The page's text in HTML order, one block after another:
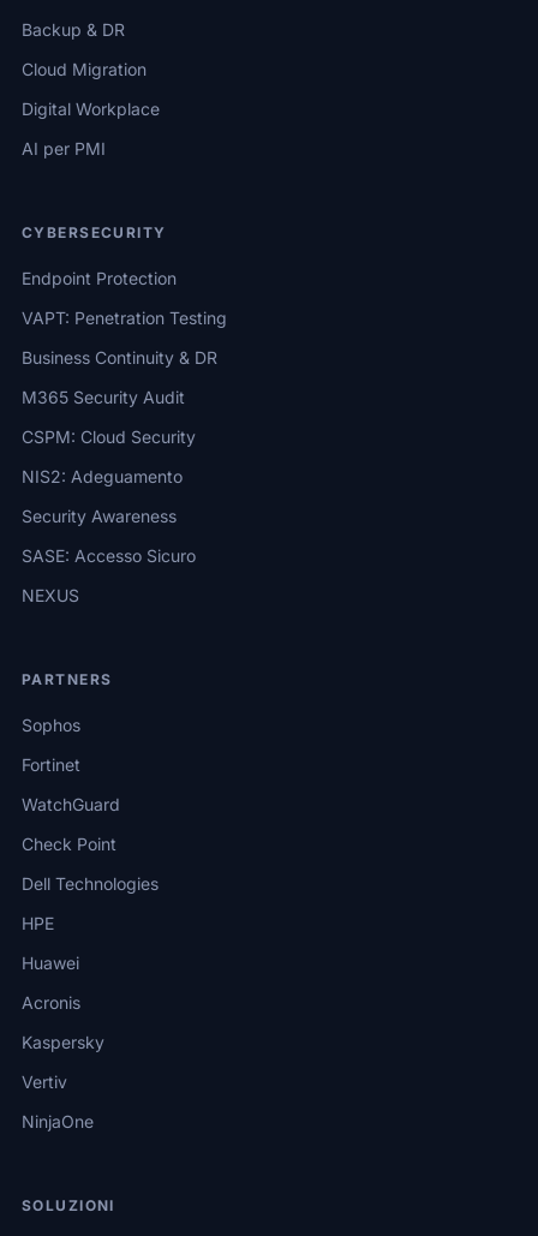
Backup & DR
Cloud Migration
Digital Workplace
AI per PMI
CYBERSECURITY
Endpoint Protection
VAPT: Penetration Testing
Business Continuity & DR
M365 Security Audit
CSPM: Cloud Security
NIS2: Adeguamento
Security Awareness
SASE: Accesso Sicuro
NEXUS
PARTNERS
Sophos
Fortinet
WatchGuard
Check Point
Dell Technologies
HPE
Huawei
Acronis
Kaspersky
Vertiv
NinjaOne
SOLUZIONI